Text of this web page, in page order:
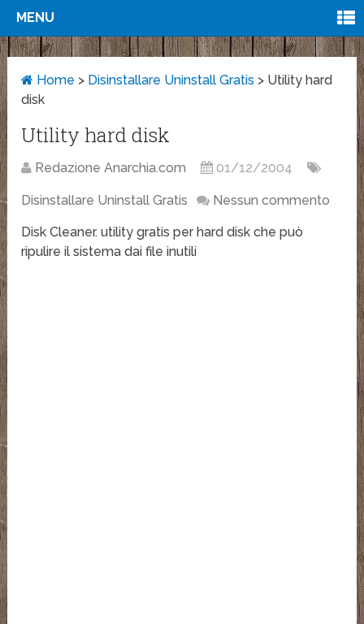
MENU
Home > Disinstallare Uninstall Gratis > Utility hard
disk
Utility hard disk
Redazione Anarchia.com 01/12/2004
Disinstallare Uninstall Gratis Nessun commento
Disk Cleaner. utility gratis per hard disk che può
ripulire il sistema dai file inutili